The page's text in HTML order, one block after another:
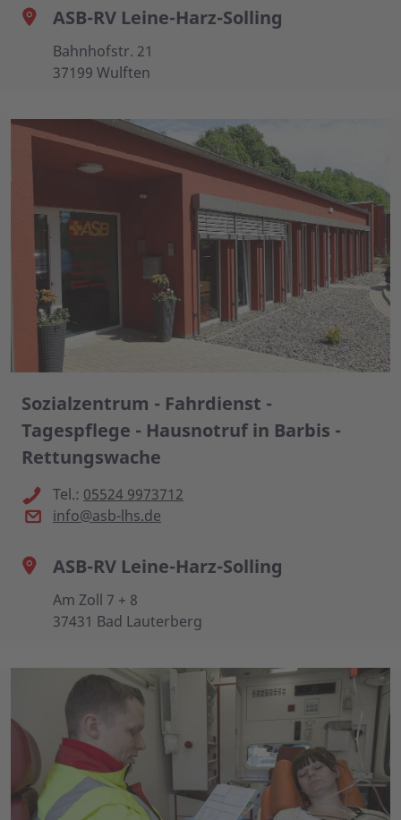
ASB-RV Leine-Harz-Solling
Bahnhofstr. 21
37199 Wulften
Sozialzentrum - Fahrdienst -
Tagespflege - Hausnotruf in Barbis -
Rettungswache
Tel.: 05524 9973712
info@asb-lhs.de
ASB-RV Leine-Harz-Solling
Am Zoll 7 + 8
37431 Bad Lauterberg